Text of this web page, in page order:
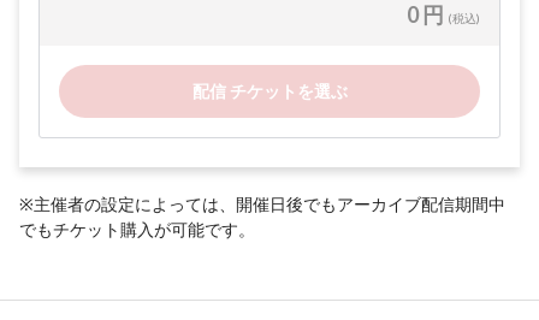
0 円 (税込)
配信 チケットを選ぶ
※主催者の設定によっては、開催日後でもアーカイブ配信期間中
でもチケット購入が可能です。